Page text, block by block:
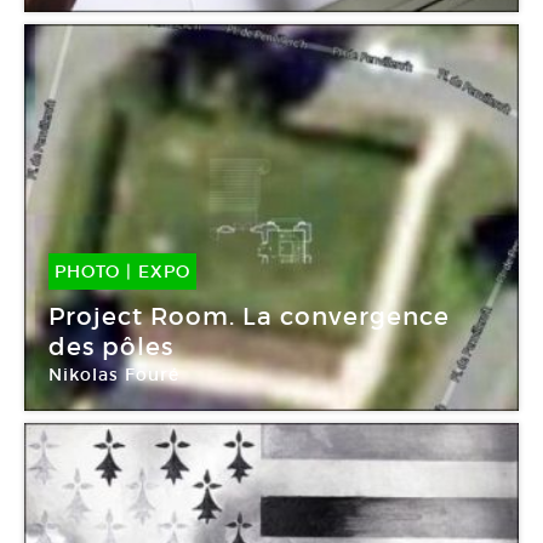
PHOTO | EXPO
07 Juin -29 Juin 2014
Project Room. La convergence
des pôles
Nikolas Fouré
Le Quartier